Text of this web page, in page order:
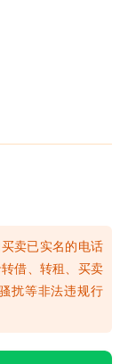
卖已实名的电话
借、转租、买卖
扰等非法违规行